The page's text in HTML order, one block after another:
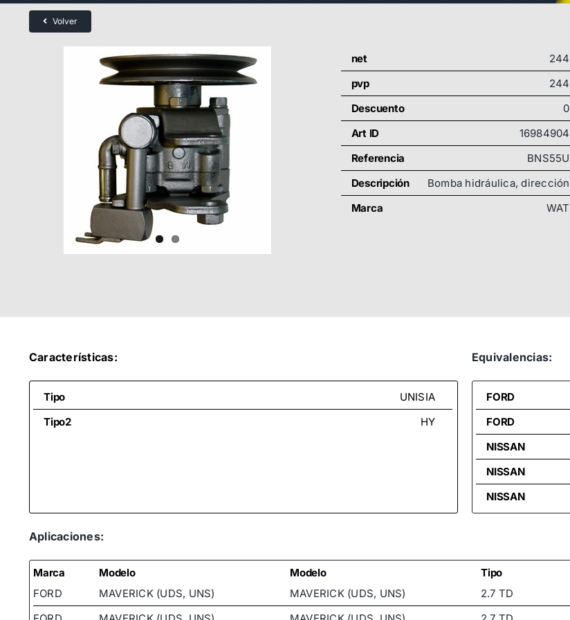
Volver
net
244
pvp
244
Descuento
0
Art ID
16984904
Referencia
BNS55U
Descripción
Bomba hidráulica, dirección
Marca
WAT
Características:
Tipo
UNISIA
Tipo2
HY
Equivalencias:
FORD
FORD
NISSAN
NISSAN
NISSAN
Aplicaciones:
Marca Modelo Modelo Tipo
FORD
MAVERICK (UDS, UNS) MAVERICK (UDS, UNS) 2.7 TD